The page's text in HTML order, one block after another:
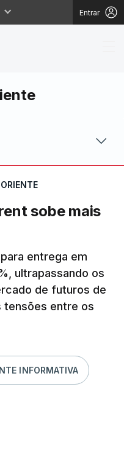
Entrar
sobe mais
entrega em
ultrapassando os
de futuros de
tensões entre os
INFORMATIVA